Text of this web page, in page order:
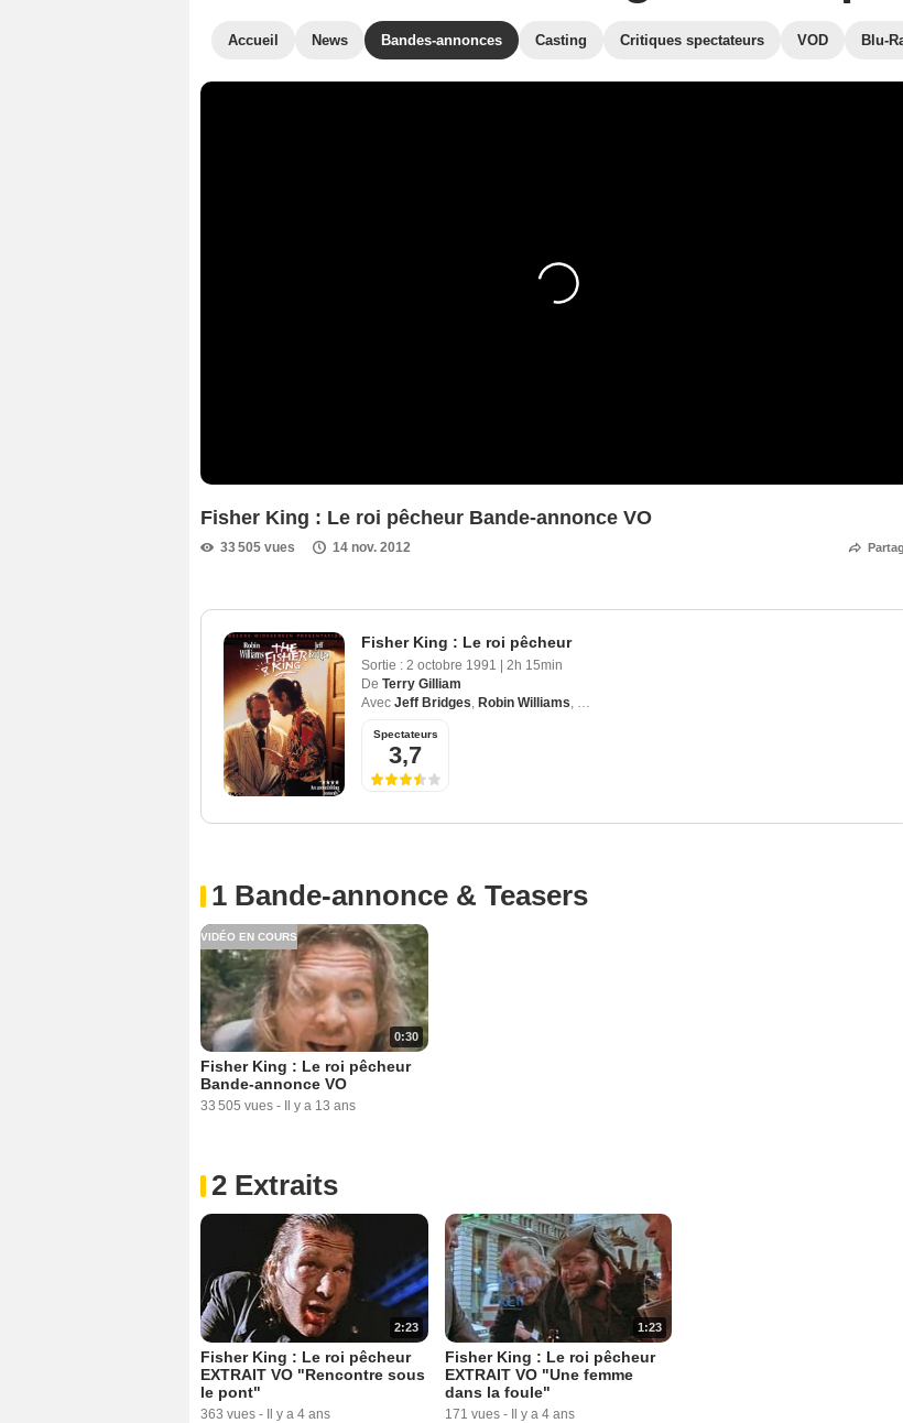
Accueil News Bandes-annonces Casting Critiques spectateurs VOD Blu-
Fisher King : Le roi pêcheur Bande-annonce VO
33 505 vues 14 nov. 2012
Fisher King : Le roi pêcheur
Sortie : 2 octobre 1991
2h 15min
De Terry Gilliam
Avec Jeff Bridges, Robin Williams, Amanda Plummer
Spectateurs
3,7
1 Bande-annonce & Teasers
0:30
VIDÉO EN COURS
Fisher King : Le roi pêcheur
Bande-annonce VO
33 505 vues - Il y a 13 ans
2 Extraits
2:23
Fisher King : Le roi pêcheur
EXTRAIT VO "Rencontre sous
le pont"
363 vues - Il y a 4 ans
1:23
Fisher King : Le roi pêcheur
EXTRAIT VO "Une femme
dans la foule"
171 vues - Il y a 4 ans